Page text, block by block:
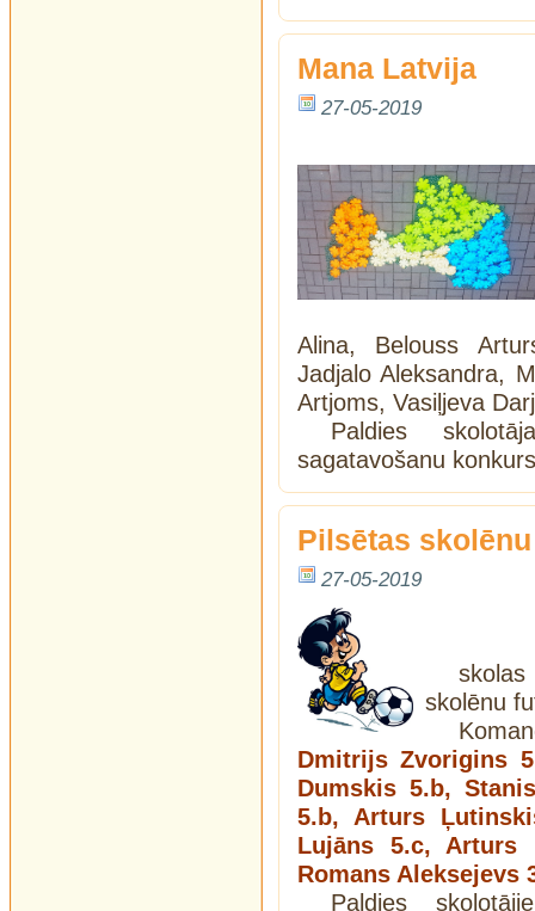
Mana Latvija
27-05-2019
Alina, Belouss
Jadjalo Aleksandra,
Artjoms, Vasiļjeva
Paldies
sagatavošanu
Pilsētas
27-05-2019
skolēnu
Dmitrijs Zvorigins
Dumskis 5.b,
5.b, Arturs
Lujāns 5.c, Arturs
Romans Aleksejevs
Paldies